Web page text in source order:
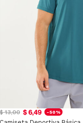
$ 13,00 $ 6,49 -50%